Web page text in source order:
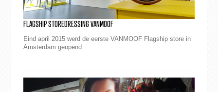
FLAGSHIP STOREDRESSING VANMOOF
Eind april 2015 werd de eerste VANMOOF Flagship store in
Amsterdam geopend